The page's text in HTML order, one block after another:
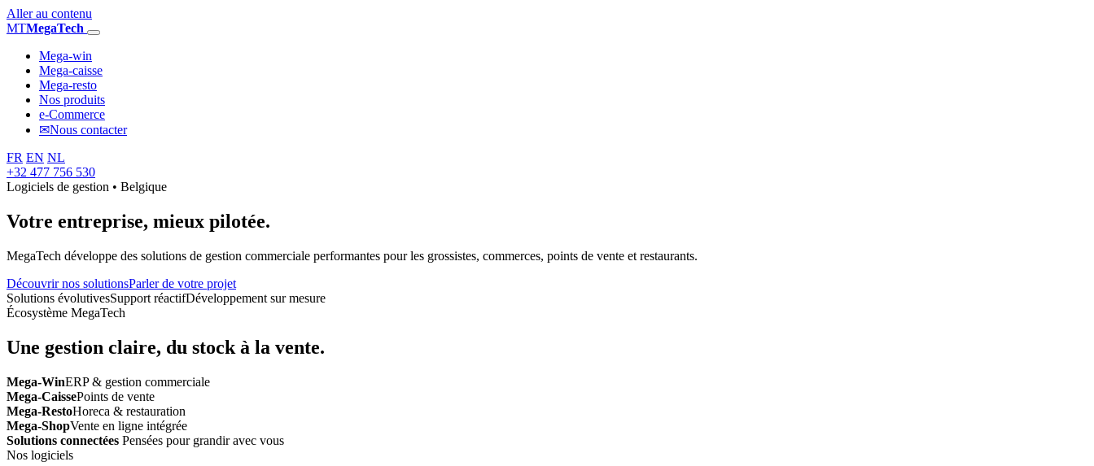
Aller au contenu
MTMegaTech
Mega-win
Mega-caisse
Mega-resto
Nos produits
e-Commerce
✉Nous contacter
FR EN NL
+32 477 756 530
Logiciels de gestion • Belgique
Votre entreprise, mieux pilotée.
MegaTech développe des solutions de gestion commerciale performantes pour les grossistes, commerces, points de vente et restaurants.
Découvrir nos solutionsParler de votre projet
Solutions évolutivesSupport réactifDéveloppement sur mesure
Écosystème MegaTech
Une gestion claire, du stock à la vente.
Mega-WinERP & gestion commerciale
Mega-CaissePoints de vente
Mega-RestoHoreca & restauration
Mega-ShopVente en ligne intégrée
Solutions connectées Pensées pour grandir avec vous
Nos logiciels